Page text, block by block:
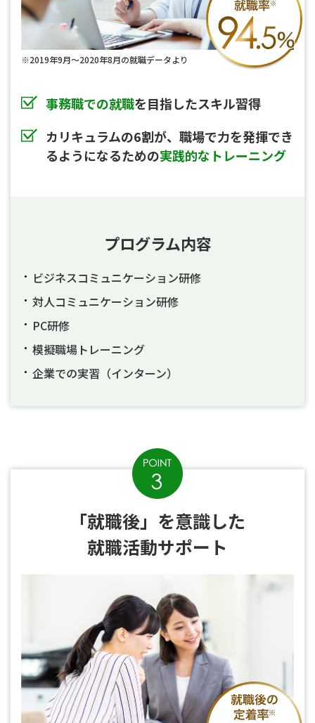
※2019年9月～2020年8月の就職データより
事務職での就職を目指したスキル習得
カリキュラムの6割が、職場で力を発揮でき
るようになるための実践的なトレーニング
プログラム内容
ビジネスコミュニケーション研修
対人コミュニケーション研修
PC研修
模擬職場トレーニング
企業での実習（インターン）
「就職後」を意識した
就職活動サポート